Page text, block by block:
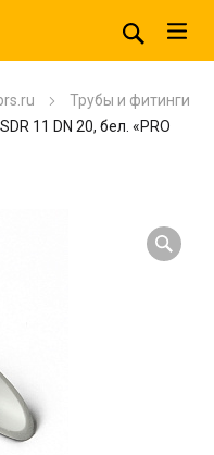
Трубы и фитинги
11 DN 20, бел. «PRO